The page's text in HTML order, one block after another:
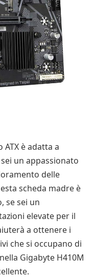
ATX è adatta a
un appassionato
delle
scheda madre è
se sei un
elevate per il
a ottenere i
che si occupano di
Gigabyte H410M